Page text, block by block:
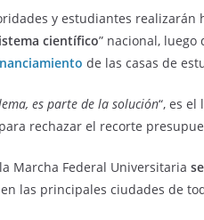
y estudiantes realizarán
científico” nacional,
de las casas de
es parte de la solución“, es
rechazar el recorte
Marcha Federal Universitaria
las principales ciudades de